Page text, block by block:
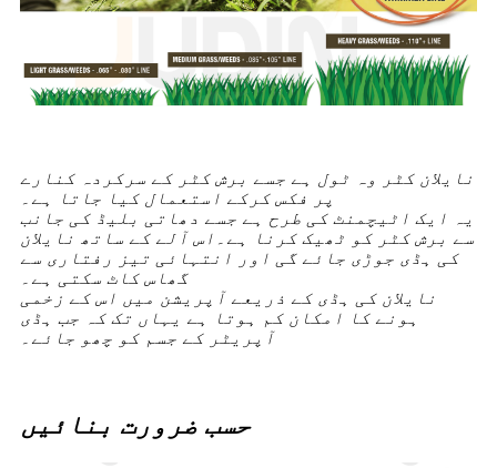
نایلان کٹر وہ ٹول ہے جسے برش کٹر کے سرکردہ کنارے
پر فکس کرکے استعمال کیا جاتا ہے۔
یہ ایک اٹیچمنٹ کی طرح ہے جسے دھاتی بلیڈ کی جانب
سے برش کٹر کو ٹھیک کرنا ہے۔اس آلے کے ساتھ نایلان
کی ہڈی جوڑی جائے گی اور انتہائی تیز رفتاری سے
گھاس کاٹ سکتی ہے۔
نایلان کی ہڈی کے ذریعے آپریشن میں اس کے زخمی
ہونے کا امکان کم ہوتا ہے یہاں تک کہ جب ہڈی
آپریٹر کے جسم کو چھو جائے۔
حسب ضرورت بنائیں